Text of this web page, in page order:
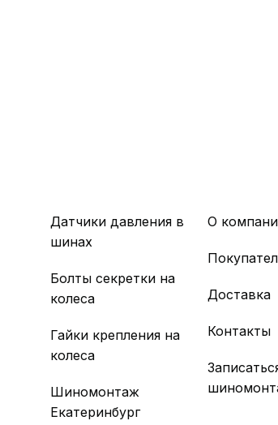
Датчики давления в
шинах
Болты секретки на
колеса
Гайки крепления на
колеса
Шиномонтаж
Екатеринбург
О
Доставка
Контакты